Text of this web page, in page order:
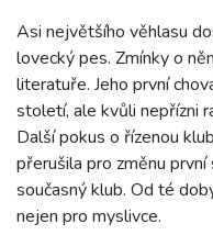
Asi největšího věhlasu
lovecký pes. Zmínky o
literatuře. Jeho první
století, ale kvůli nepřízni
Další pokus o řízenou
přerušila pro změnu
současný klub. Od té
nejen pro myslivce.